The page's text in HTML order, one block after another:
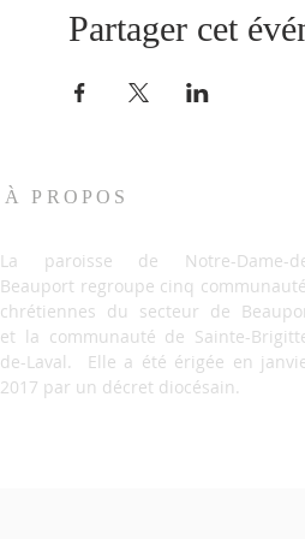
Partager cet
À PROPOS
La paroisse de Notre-Dame-
Beauport regroupe cinq
chrétiennes du secteur de
et la communauté de Sainte-
de-Laval. Elle a été érigée en
2017 par un décret diocésain.